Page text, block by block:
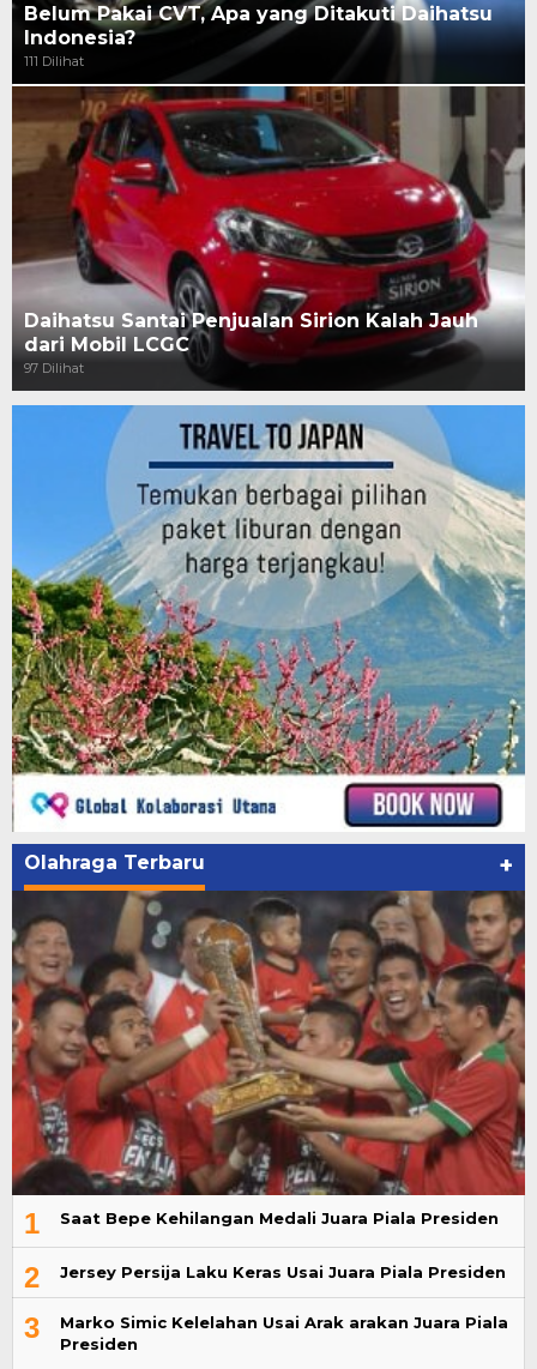
Belum Pakai CVT, Apa yang Ditakuti Daihatsu
Indonesia?
111 Dilihat
Daihatsu Santai Penjualan Sirion Kalah Jauh
dari Mobil LCGC
97 Dilihat
Olahraga Terbaru +
1 Saat Bepe Kehilangan Medali Juara Piala Presiden
2 Jersey Persija Laku Keras Usai Juara Piala Presiden
3
Marko Simic Kelelahan Usai Arak arakan Juara Piala
Presiden